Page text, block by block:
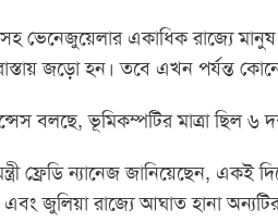
ভেনেজুয়েলার একাধিক রাজ্যে মানুষ
জড়ো হন। তবে এখন পর্যন্ত
বলছে, ভূমিকম্পটির মাত্রা ছিল
ফ্রেডি ন্যানেজ জানিয়েছেন,
জুলিয়া রাজ্যে আঘাত হানা